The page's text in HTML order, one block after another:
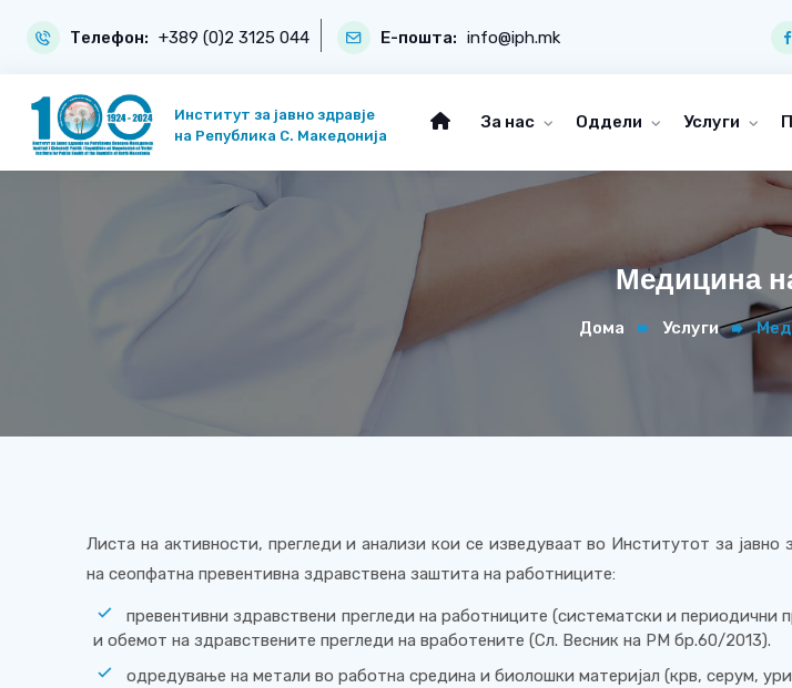
Телефон: +389 (0)2 3125 044 Е-пошта: info@iph.mk
Институт за јавно здравје
на Република С. Македонија
За нас Оддели Услуги
Медицина
Дома Услуги
Листа на активности, прегледи и анализи кои се изведуваат во Институтот за
на сеопфатна превентивна здравствена заштита на работниците:
превентивни здравствени прегледи на работниците (систематски и
и обемот на здравствените прегледи на вработените (Сл. Весник на РМ бр.60/2013).
одредување на метали во работна средина и биолошки материјал (крв, серум,